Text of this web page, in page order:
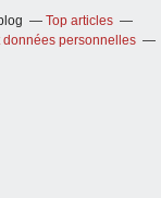
Top articles
données personnelles